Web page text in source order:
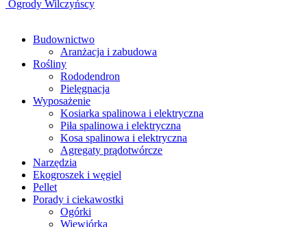
Ogrody Wilczyńscy
Budownictwo
Aranżacja i zabudowa
Rośliny
Rododendron
Pielęgnacja
Wyposażenie
Kosiarka spalinowa i elektryczna
Piła spalinowa i elektryczna
Kosa spalinowa i elektryczna
Agregaty prądotwórcze
Narzędzia
Ekogroszek i węgiel
Pellet
Porady i ciekawostki
Ogórki
Wiewiórka